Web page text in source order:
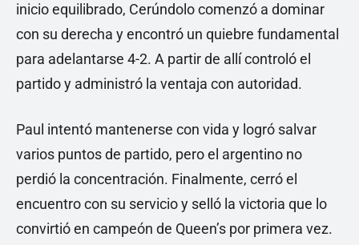
inicio equilibrado, Cerúndolo comenzó a dominar
con su derecha y encontró un quiebre fundamental
para adelantarse 4-2. A partir de allí controló el
partido y administró la ventaja con autoridad.
Paul intentó mantenerse con vida y logró salvar
varios puntos de partido, pero el argentino no
perdió la concentración. Finalmente, cerró el
encuentro con su servicio y selló la victoria que lo
convirtió en campeón de Queen’s por primera vez.